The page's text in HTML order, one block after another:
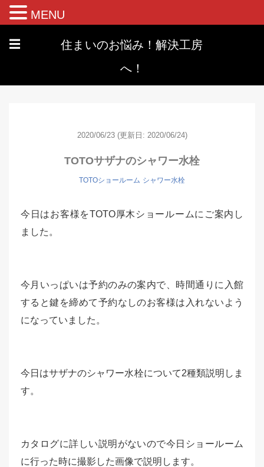
☰
住まいのお悩み！解決工房
へ！
2020/06/23 (更新日: 2020/06/24)
TOTOサザナのシャワー水栓
TOTOショールーム シャワー水栓
今日はお客様をTOTO厚木ショールームにご案内し
ました。
今月いっぱいは予約のみの案内で、時間通りに入館
すると鍵を締めて予約なしのお客様は入れないよう
になっていました。
今日はサザナのシャワー水栓について2種類説明しま
す。
カタログに詳しい説明がないので今日ショールーム
に行った時に撮影した画像で説明します。
MENU